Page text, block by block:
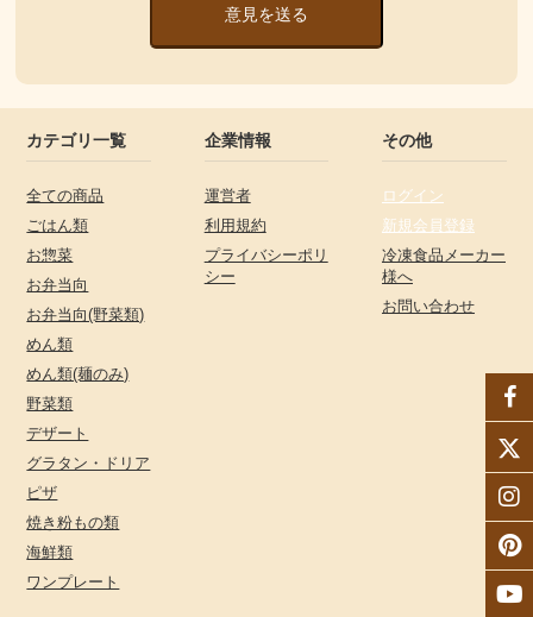
意見を送る
カテゴリ一覧
全ての商品
ごはん類
お惣菜
お弁当向
お弁当向(野菜類)
めん類
めん類(麺のみ)
野菜類
デザート
グラタン・ドリア
ピザ
焼き粉もの類
海鮮類
ワンプレート
企業情報
運営者
利用規約
プライバシーポリ
シー
その他
ログイン
新規会員登録
冷凍食品メーカー
様へ
お問い合わせ